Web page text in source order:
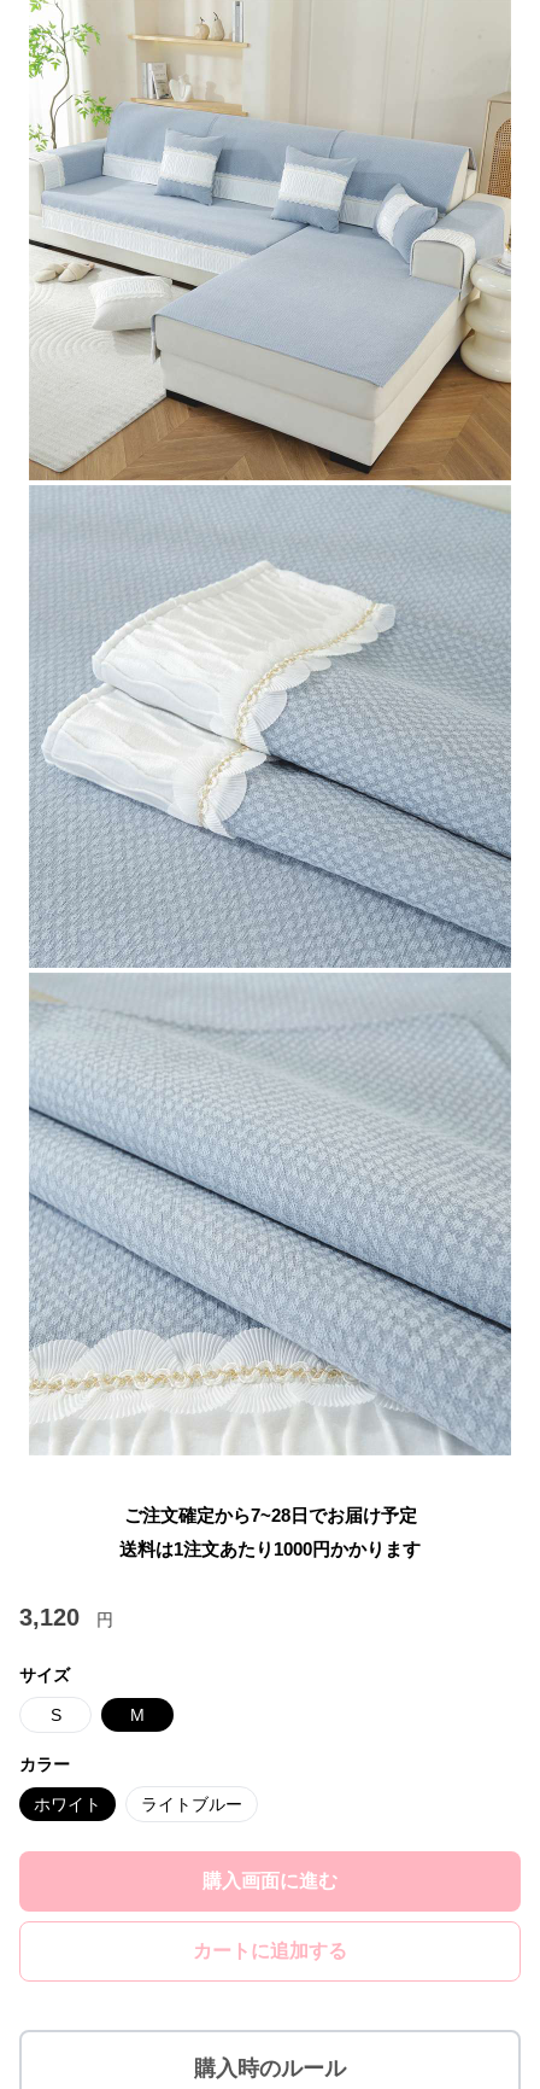
ご注文確定から7~28日でお届け予定
送料は1注文あたり 1000円かかります
3,120 円
サイズ
S M
カラー
ホワイト ライトブルー
購入画面に進む
カートに追加する
購入時のルール